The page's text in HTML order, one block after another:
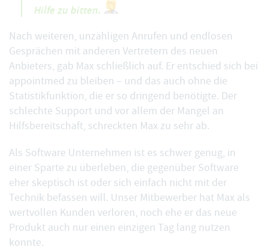
Hilfe zu bitten.
Nach weiteren, unzähligen Anrufen und endlosen
Gesprächen mit anderen Vertretern des neuen
Anbieters, gab Max schließlich auf. Er entschied sich bei
appointmed zu bleiben – und das auch ohne die
Statistikfunktion, die er so dringend benötigte. Der
schlechte Support und vor allem der Mangel an
Hilfsbereitschaft, schreckten Max zu sehr ab.
Als Software Unternehmen ist es schwer genug, in
einer Sparte zu überleben, die gegenüber Software
eher skeptisch ist oder sich einfach nicht mit der
Technik befassen will. Unser Mitbewerber hat Max als
wertvollen Kunden verloren, noch ehe er das neue
Produkt auch nur einen einzigen Tag lang nutzen
konnte.